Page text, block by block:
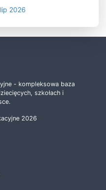
2026
- kompleksowa baza
szkołach i
2026